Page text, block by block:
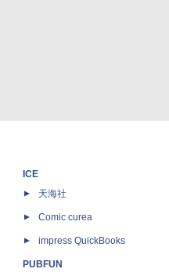
ICE
天海社
Comic curea
impress QuickBooks
PUBFUN